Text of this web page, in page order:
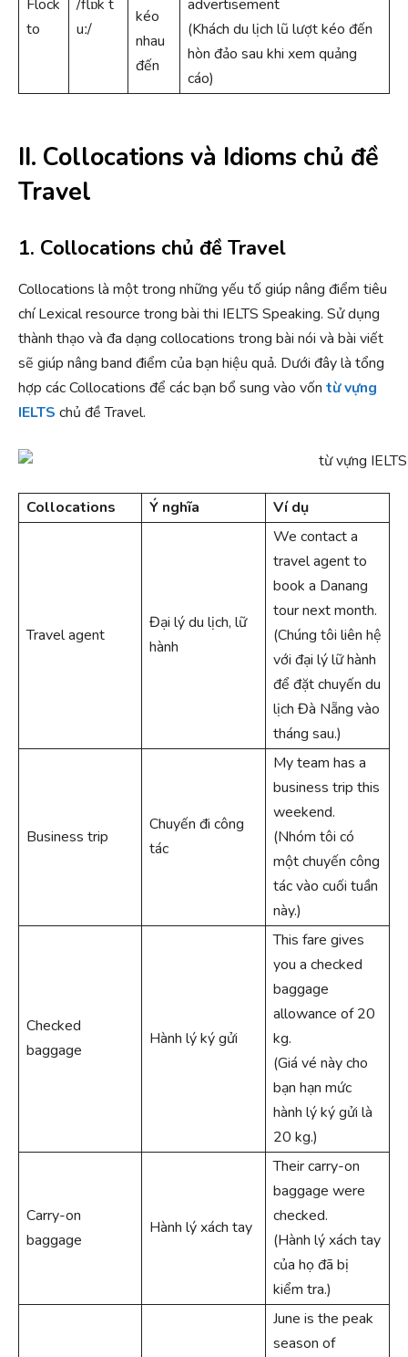
Flock
to
/flɒk t
uː/
kéo
nhau
đến
advertisement
(Khách du lịch lũ lượt kéo đến
hòn đảo sau khi xem quảng
cáo)
II. Collocations và Idioms chủ đề
Travel
1. Collocations chủ đề Travel
Collocations là một trong những yếu tố giúp nâng điểm tiêu
chí Lexical resource trong bài thi IELTS Speaking. Sử dụng
thành thạo và đa dạng collocations trong bài nói và bài viết
sẽ giúp nâng band điểm của bạn hiệu quả. Dưới đây là tổng
hợp các Collocations để các bạn bổ sung vào vốn từ vựng
IELTS chủ đề Travel.
Collocations Ý nghĩa Ví dụ
Travel agent
Đại lý du lịch, lữ
hành
We contact a
travel agent to
book a Danang
tour next month.
(Chúng tôi liên hệ
với đại lý lữ hành
để đặt chuyến du
lịch Đà Nẵng vào
tháng sau.)
Business trip
Chuyến đi công
tác
My team has a
business trip this
weekend.
(Nhóm tôi có
một chuyến công
tác vào cuối tuần
này.)
Checked
baggage
Hành lý ký gửi
This fare gives
you a checked
baggage
allowance of 20
kg.
(Giá vé này cho
bạn hạn mức
hành lý ký gửi là
20 kg.)
Carry-on
baggage
Hành lý xách tay
Their carry-on
baggage were
checked.
(Hành lý xách tay
của họ đã bị
kiểm tra.)
June is the peak
season of